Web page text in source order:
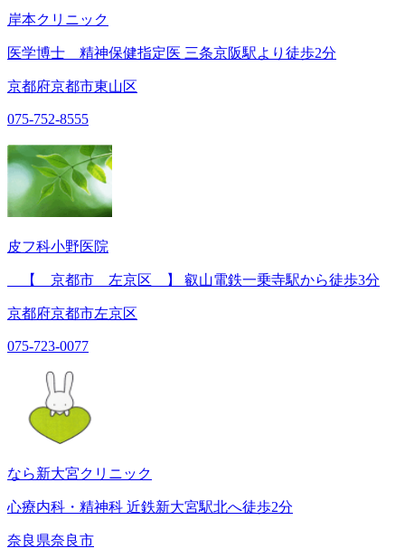
岸本クリニック
医学博士 精神保健指定医 三条京阪駅より徒歩2分
京都府京都市東山区
075-752-8555
皮フ科小野医院
【 京都市 左京区 】 叡山電鉄一乗寺駅から徒歩3分
京都府京都市左京区
075-723-0077
なら新大宮クリニック
心療内科・精神科 近鉄新大宮駅北へ徒歩2分
奈良県奈良市